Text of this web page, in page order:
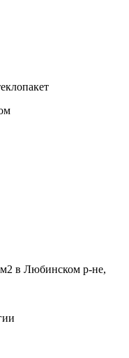
в Любинском р-не,